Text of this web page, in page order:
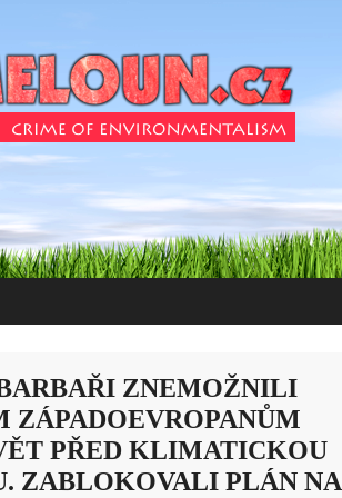
ZNEMOŽNILI
ZÁPADOEVROPANŮM
PŘED KLIMATICKOU
ZABLOKOVALI PLÁN NA